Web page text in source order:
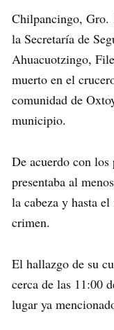
Chilpancingo,
la Secretaría de
Ahuacuotzingo,
muerto en el
comunidad de
municipio.
De acuerdo con
presentaba al
la cabeza y hasta
crimen.
El hallazgo de su
cerca de las 11:00
lugar ya